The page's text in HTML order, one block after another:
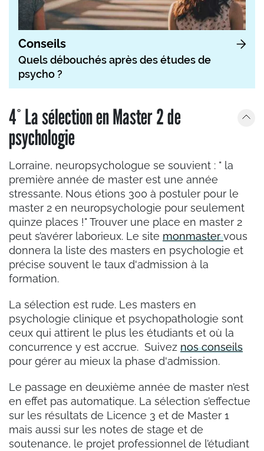
Conseils
Quels débouchés après des études de
psycho ?
4° La sélection en Master 2 de
psychologie
Lorraine, neuropsychologue se souvient : " la
première année de master est une année
stressante. Nous étions 300 à postuler pour le
master 2 en neuropsychologie pour seulement
quinze places !" Trouver une place en master 2
peut s’avérer laborieux. Le site monmastervous
donnera la liste des masters en psychologie et
précise souvent le taux d'admission à la
formation.
La sélection est rude. Les masters en
psychologie clinique et psychopathologie sont
ceux qui attirent le plus les étudiants et où la
concurrence y est accrue. Suivez nos conseils
pour gérer au mieux la phase d'admission.
Le passage en deuxième année de master n’est
en effet pas automatique. La sélection s’effectue
sur les résultats de Licence 3 et de Master 1
mais aussi sur les notes de stage et de
soutenance, le projet professionnel de l’étudiant